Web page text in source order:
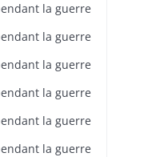
la guerre
la guerre
la guerre
la guerre
la guerre
la guerre